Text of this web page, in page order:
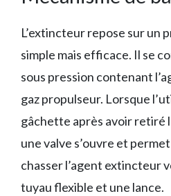
L’extincteur repose sur un
simple mais efficace. Il se
sous pression contenant
gaz propulseur. Lorsque
gâchette après avoir retiré
une valve s’ouvre et
chasser l’agent extincteur
tuyau flexible et une lance.